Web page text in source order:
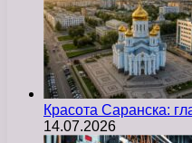
Красота Саранска:
14.07.2026